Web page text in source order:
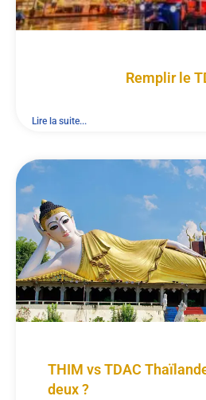
Remplir le
Lire la suite...
THIM vs TDAC
deux ?